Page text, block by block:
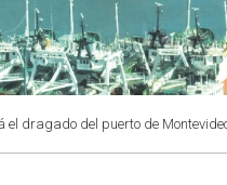
dragado del puerto de